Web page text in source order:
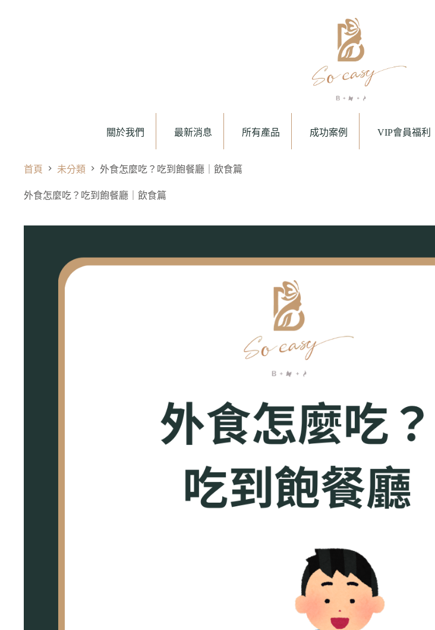
關於我們 最新消息 所有產品 成功案例 VIP會員福利
首頁 未分類 外食怎麼吃？吃到飽餐廳｜飲食篇
外食怎麼吃？吃到飽餐廳｜飲食篇